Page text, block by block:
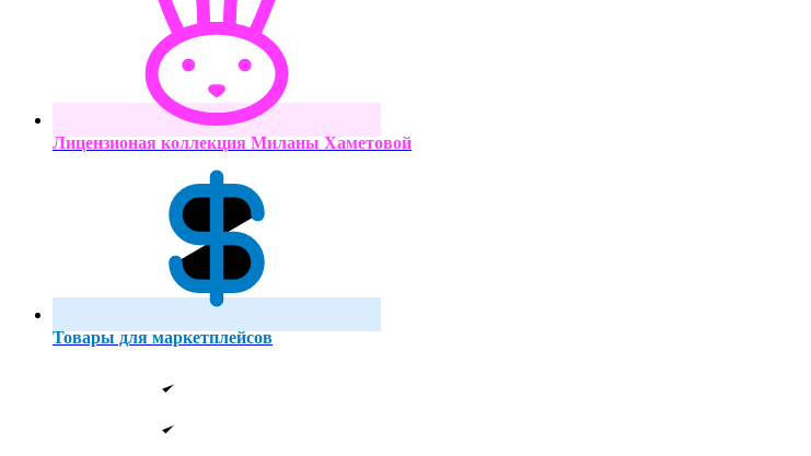
Лицензионая коллекция Миланы Хаметовой
Товары для маркетплейсов